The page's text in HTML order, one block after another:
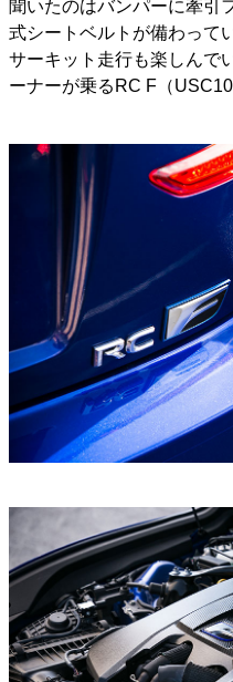
聞いたのはバンパーに牽引
式シートベルトが備わって
サーキット走行も楽しんで
ーナーが乗るRC F（USC10